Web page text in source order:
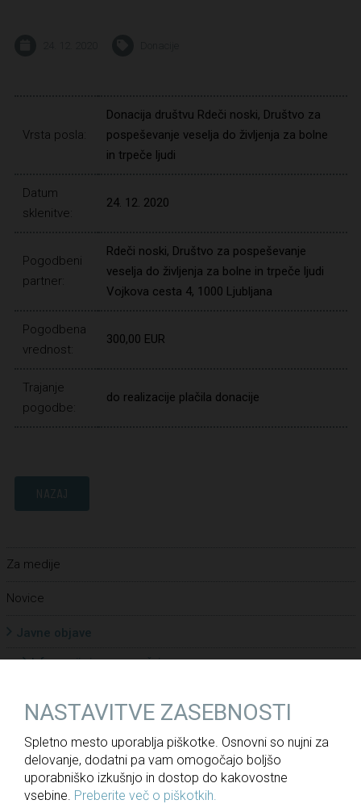
Vrsta posla:
Donacija društvu Rdeči noski, Društvo za
pospeševanje veselja do življenja za bolne
in trpeče ljudi
Datum
sklenitve:
24. 12. 2020
Pogodbeni
partner:
Rdeči noski, Društvo za pospeševanje
veselja do življenja za bolne in trpeče ljudi
Vojkova cesta 4, 1000 Ljubljana
Pogodbena
vrednost:
300,00 EUR
Trajanje
pogodbe:
do realizacije plačila donacije
NAZAJ
Za medije
Novice
Javne objave
Informacije javnega značaja
Politika upravljanja družbe
Politika raznolikosti družbe
Politika prejemkov
Politika kakovosti
NASTAVITVE ZASEBNOSTI
Spletno mesto uporablja piškotke. Osnovni so nujni za
delovanje, dodatni pa vam omogočajo boljšo
uporabniško izkušnjo in dostop do kakovostne
vsebine. Preberite več o piškotkih.